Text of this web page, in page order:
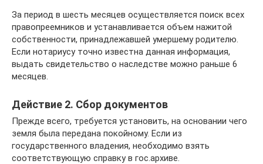
За период в шесть месяцев осуществляется поиск всех
правопреемников и устанавливается объем нажитой
собственности, принадлежавшей умершему родителю.
Если нотариусу точно известна данная информация,
выдать свидетельство о наследстве можно раньше 6
месяцев.
Действие 2. Сбор документов
Прежде всего, требуется установить, на основании чего
земля была передана покойному. Если из
государственного владения, необходимо взять
соответствующую справку в гос.архиве.